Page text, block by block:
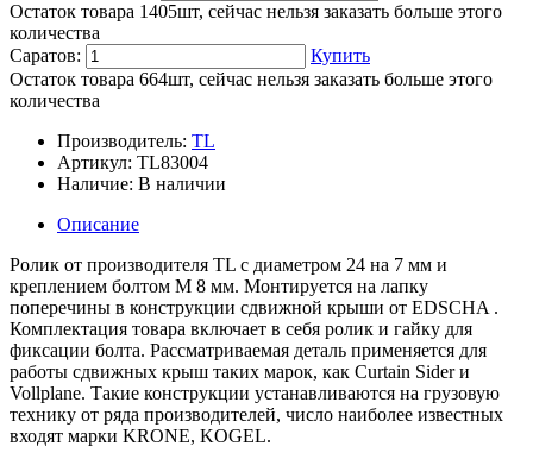
Остаток товара 1405шт, сейчас нельзя заказать больше этого
количества
Саратов:
Купить
Остаток товара 664шт, сейчас нельзя заказать больше этого
количества
Производитель: TL
Артикул: TL83004
Наличие: В наличии
Описание
Ролик от производителя TL с диаметром 24 на 7 мм и
креплением болтом М 8 мм. Монтируется на лапку
поперечины в конструкции сдвижной крыши от EDSCHA .
Комплектация товара включает в себя ролик и гайку для
фиксации болта. Рассматриваемая деталь применяется для
работы сдвижных крыш таких марок, как Curtain Sider и
Vollplane. Такие конструкции устанавливаются на грузовую
технику от ряда производителей, число наиболее известных
входят марки KRONE, KOGEL.